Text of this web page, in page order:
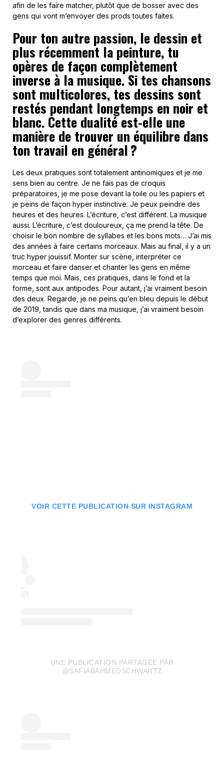
afin de les faire matcher, plutôt que de bosser avec des
gens qui vont m’envoyer des prods toutes faites.
Pour ton autre passion, le dessin et
plus récemment la peinture, tu
opères de façon complètement
inverse à la musique. Si tes chansons
sont multicolores, tes dessins sont
restés pendant longtemps en noir et
blanc. Cette dualité est-elle une
manière de trouver un équilibre dans
ton travail en général ?
Les deux pratiques sont totalement antinomiques et je me
sens bien au centre. Je ne fais pas de croquis
préparatoires, je me pose devant la toile ou les papiers et
je peins de façon hyper instinctive. Je peux peindre des
heures et des heures. L’écriture, c’est différent. La musique
aussi. L’écriture, c’est douloureux, ça me prend la tête. De
choisir le bon nombre de syllabes et les bons mots… J’ai mis
des années à faire certains morceaux. Mais au final, il y a un
truc hyper jouissif. Monter sur scène, interpréter ce
morceau et faire danser et chanter les gens en même
temps que moi. Mais, ces pratiques, dans le fond et la
forme, sont aux antipodes. Pour autant, j’ai vraiment besoin
des deux. Regarde, je ne peins qu’en bleu depuis le début
de 2019, tandis que dans ma musique, j’ai vraiment besoin
d’explorer des genres différents.
VOIR CETTE PUBLICATION SUR INSTAGRAM
UNE PUBLICATION PARTAGÉE PAR
@SAFIABAHMEDSCHWARTZ